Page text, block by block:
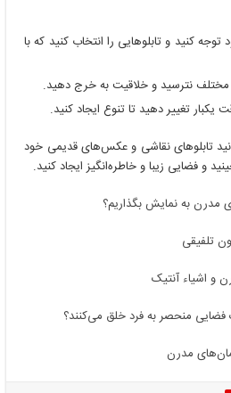
کنید و تابلوهایی را انتخاب کنید که با
نترسید و خلاقیت به خرج دهید.
یکبار تغییر دهید تا تنوع ایجاد کنید.
تابلوهای نقاشی و عکس‌های قدیمی خود
و فضایی زیبا و خاطره‌انگیز ایجاد کنید.
مدرن به نمایش بگذاریم؟
تلفیقی
و اشیاء آنتیک
منحصر به فرد خلق می‌کنند؟
مدرن